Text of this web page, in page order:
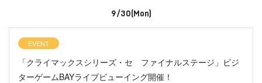
9/30(Mon)
EVENT
「クライマックスシリーズ・セ ファイナルステージ」ビジ
ターゲームBAYライブビューイング開催！